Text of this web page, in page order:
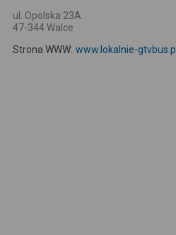
ul. Opolska 23A
47-344 Walce
Strona WWW: www.lokalnie-gtvbus.pl